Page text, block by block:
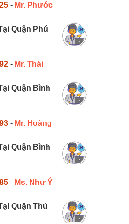
- Mr. Phước
Quận Phú
- Mr. Thái
Quận Bình
- Mr. Hoàng
Quận Bình
- Ms. Như Ý
Quận Thủ